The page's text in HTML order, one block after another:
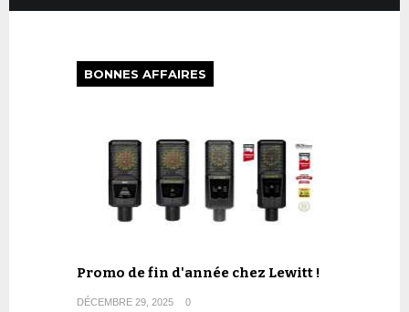
BONNES AFFAIRES
Promo de fin d'année chez Lewitt !
DÉCEMBRE 29, 2025 0